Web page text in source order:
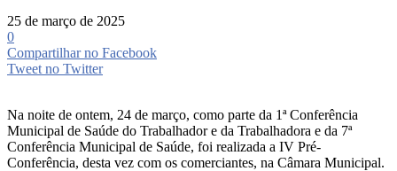
25 de março de 2025
0
Compartilhar no Facebook
Tweet no Twitter
Na noite de ontem, 24 de março, como parte da 1ª Conferência
Municipal de Saúde do Trabalhador e da Trabalhadora e da 7ª
Conferência Municipal de Saúde, foi realizada a IV Pré-
Conferência, desta vez com os comerciantes, na Câmara Municipal.